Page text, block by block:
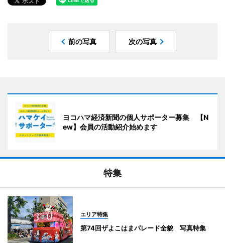
前の写真 次の写真
ヨコハマ経済新聞の個人サポーター募集 【N
ew】会員の活動紹介始めます
特集
エリア特集
第74回ザよこはまパレード全貌 写真特集